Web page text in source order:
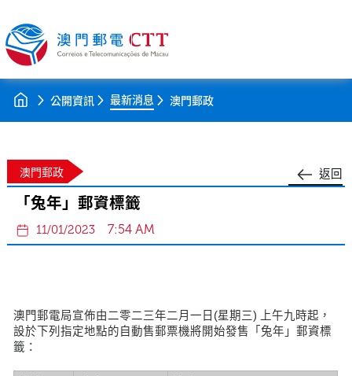
公開資訊 最新消息 澳門郵政
返回
澳門郵政
「兔年」郵資標籤
11/01/2023 7:54 AM
澳門郵電局宣佈由二零二三年二月一日(星期三) 上午九時起，
設於下列指定地點的自動售郵票機將開始發售「兔年」郵資標
籤：